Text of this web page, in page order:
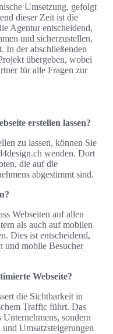
Umsetzung, gefolgt
dieser Zeit ist die
Agentur entscheidend,
und sicherzustellen,
In der abschließenden
übergeben, wobei
für alle Fragen zur
erstellen lassen?
zu lassen, können Sie
wenden. Dort
die auf die
abgestimmt sind.
Webseiten auf allen
als auch auf mobilen
Dies ist entscheidend,
und mobile Besucher
Webseite?
die Sichtbarkeit in
Traffic führt. Das
sondern
Umsatzsteigerungen